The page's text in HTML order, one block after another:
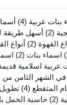
بنات عربية (4)
(2)
أسهل طريقة
القهوة (2) أنواع
اسماء بنات (2)
عربية اسلامية
الشهر الثامن من
المتقطع (4)
(2) حاسبة الحمل